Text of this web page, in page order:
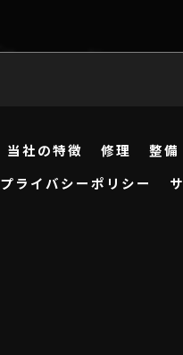
当社の特徴 修理 整備
プライバシーポリシー